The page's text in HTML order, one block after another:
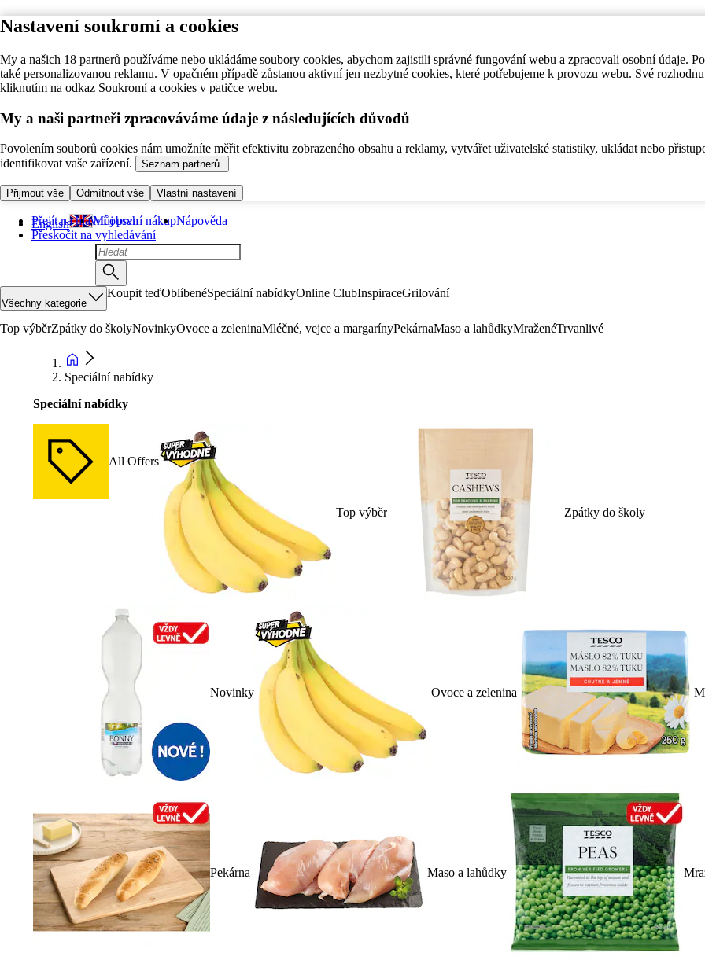
Nastavení soukromí a cookies
My a našich 18 partnerů používáme nebo ukládáme soubory cookies, abychom zajistili správné fungování webu a zpracovali osobní údaje.
také personalizovanou reklamu. V opačném případě zůstanou aktivní jen nezbytné cookies, které potřebujeme k provozu webu. Své
kliknutím na odkaz Soukromí a cookies v patičce webu.
My a naši partneři zpracováváme údaje z následujících důvodů
Povolením souborů cookies nám umožníte měřit efektivitu zobrazeného obsahu a reklamy, vytvářet uživatelské statistiky, ukládat nebo
identifikovat vaše zařízení.
Seznam partnerů.
Přijmout vše Odmítnout vše Vlastní nastavení
Přejít na hlavní obsah
Přeskočit na vyhledávání
English Můj první nákupNápověda
Všechny kategorie
Koupit teďOblíbenéSpeciální nabídkyOnline ClubInspiraceGrilování
Top výběrZpátky do školyNovinkyOvoce a zeleninaMléčné, vejce a margarínyPekárnaMaso a lahůdkyMraženéTrvanlivé
Speciální nabídky
Speciální nabídky
All Offers
Top výběr Zpátky do školy
Novinky Ovoce a zelenina
Pekárna Maso a lahůdky